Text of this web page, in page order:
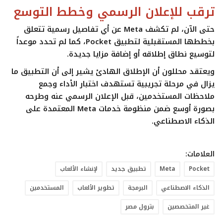
ترقب للإعلان الرسمي وخطط التوسع
حتى الآن، لم تكشف Meta عن أي تفاصيل رسمية تتعلق
بخططها المستقبلية لتطبيق Pocket، كما لم تحدد موعداً
لتوسيع نطاق إطلاقه أو إضافة مزايا جديدة.
ويعتقد محللون أن الإطلاق الهادئ يشير إلى أن التطبيق ما
يزال في مرحلة تجريبية تستهدف اختبار الأداء وجمع
ملاحظات المستخدمين، قبل الإعلان الرسمي عنه وطرحه
بصورة أوسع ضمن منظومة خدمات Meta المعتمدة على
الذكاء الاصطناعي.
العلامات:
Pocket
Meta تطبيق جديد
لإنشاء الألعاب
الذكاء الاصطناعي
البرمجة تطوير الألعاب
المستخدمين
غير المتخصصين
بترول مصر